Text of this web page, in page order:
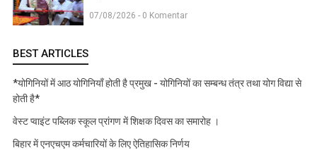
07/08/2026 - 0 Komentar
BEST ARTICLES
*योगिनियों में आठ योगिनियाँ होती है प्रमुख - योगिनियों का सम्बन्ध तंत्र तथा योग विद्या से
होती है*
वेस्ट प्वाइंट पब्लिक स्कूल प्रांगण में शिक्षक दिवस का समारोह ।
बिहार में एनएचएम कर्मचारियों के लिए ऐतिहासिक निर्णय